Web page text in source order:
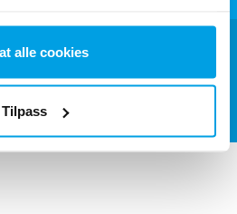
alle cookies
Tilpass
reserved. EUROWATER
Privacy policy